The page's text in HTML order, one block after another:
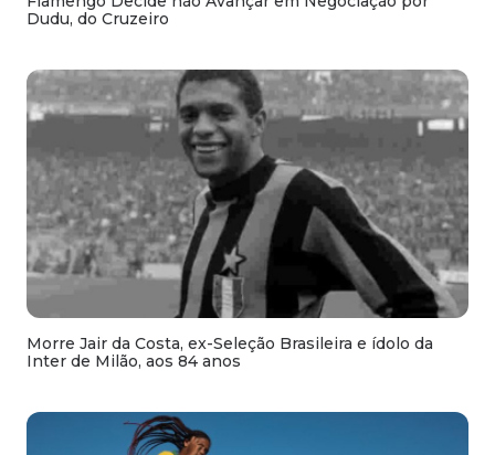
Dudu, do Cruzeiro
Morre Jair da Costa, ex-Seleção Brasileira e ídolo da
Inter de Milão, aos 84 anos